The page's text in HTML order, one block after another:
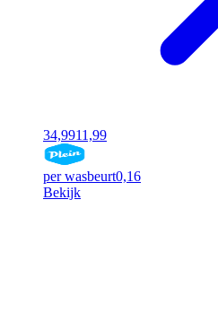
34,9911,99
per wasbeurt0,16
Bekijk